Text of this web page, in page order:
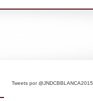
Tweets por @JNDCBBLANCA2015